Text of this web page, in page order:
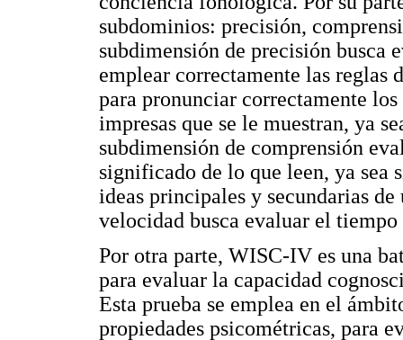
subdominios: precisión,
subdimensión de precisión busca
emplear correctamente las reglas
para pronunciar correctamente
impresas que se le muestran, ya
subdimensión de comprensión
significado de lo que leen, ya sea
ideas principales y secundarias
velocidad busca evaluar el
Por otra parte, WISC-IV es una
para evaluar la capacidad
Esta prueba se emplea en el
propiedades psicométricas, para